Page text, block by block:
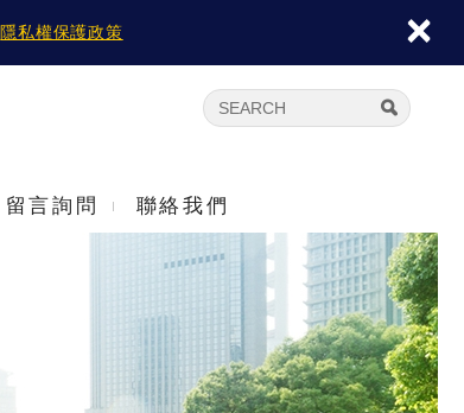
隱私權保護政策 ×
留言詢問 聯絡我們